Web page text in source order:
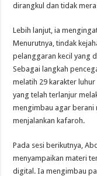
dirangkul dan tidak
Lebih lanjut, ia
Menurutnya, tindak
pelanggaran kecil yang
Sebagai langkah
melatih 29 karakter
yang telah terlanjur
mengimbau agar berani
menjalankan kafaroh.
Pada sesi berikutnya,
menyampaikan materi
digital. Ia mengimbau